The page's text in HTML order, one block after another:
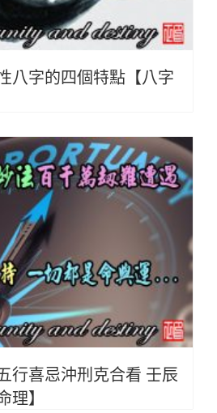
八字的四個特點【八字
行喜忌沖刑克合看 壬辰
】